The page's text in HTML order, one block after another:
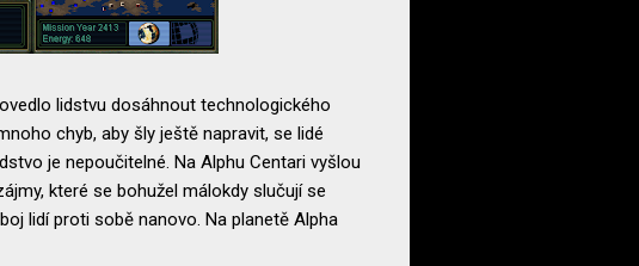
lidstvu dosáhnout technologického
chyb, aby šly ještě napravit, se lidé
je nepoučitelné. Na Alphu Centari vyšlou
které se bohužel málokdy slučují se
lidí proti sobě nanovo. Na planetě Alpha